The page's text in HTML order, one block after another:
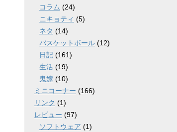
コラム (24)
ニキョティ (5)
ネタ (14)
バスケットボール (12)
日記 (161)
生活 (19)
鬼嫁 (10)
ミニコーナー (166)
リンク (1)
レビュー (97)
ソフトウェア (1)